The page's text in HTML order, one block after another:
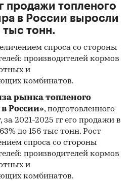
продажи топленого
в России выросли
тыс тонн.
спроса со стороны
производителей кормов
и
комбинатов.
рынка топленого
России», подготовленного
за 2021-2025 гг его продажи в
до 156 тыс тонн. Рост
спроса со стороны
производителей кормов
и
комбинатов.